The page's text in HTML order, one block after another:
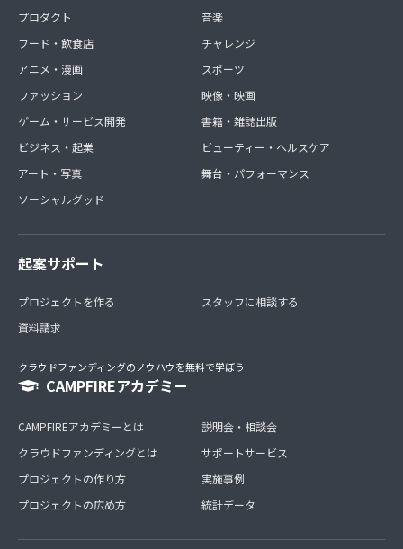
プロダクト
フード・飲食店
アニメ・漫画
ファッション
ゲーム・サービス開発
ビジネス・起業
アート・写真
ソーシャルグッド
音楽
チャレンジ
スポーツ
映像・映画
書籍・雑誌出版
ビューティー・ヘルスケア
舞台・パフォーマンス
起案サポート
プロジェクトを作る
資料請求
スタッフに相談する
クラウドファンディングのノウハウを無料で学ぼう
CAMPFIREアカデミー
CAMPFIREアカデミーとは
クラウドファンディングとは
プロジェクトの作り方
プロジェクトの広め方
説明会・相談会
サポートサービス
実施事例
統計データ